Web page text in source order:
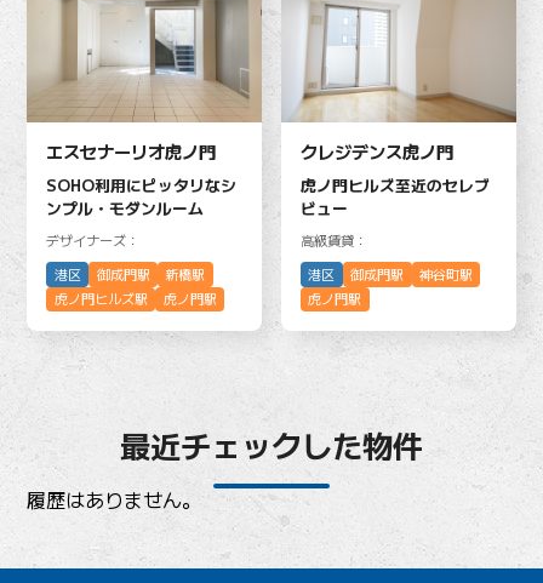
エスセナーリオ虎ノ門
SOHO利用にピッタリなシ
ンプル・モダンルーム
デザイナーズ：
港区
御成門駅
新橋駅
虎ノ門ヒルズ駅
虎ノ門駅
クレジデンス虎ノ門
虎ノ門ヒルズ至近のセレブ
ビュー
高級賃貸：
港区
御成門駅
神谷町駅
虎ノ門駅
最近チェックした物件
履歴はありません。